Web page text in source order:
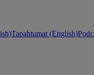
Tapahtumat (English)